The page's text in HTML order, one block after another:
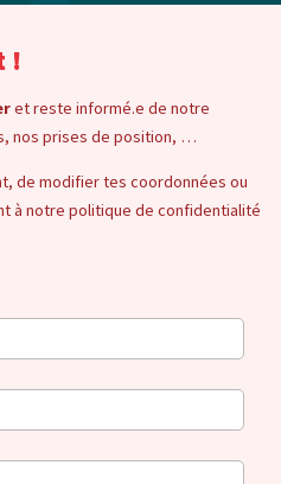
!
et reste informé.e de notre
nos prises de position, …
de modifier tes coordonnées ou
à notre politique de confidentialité